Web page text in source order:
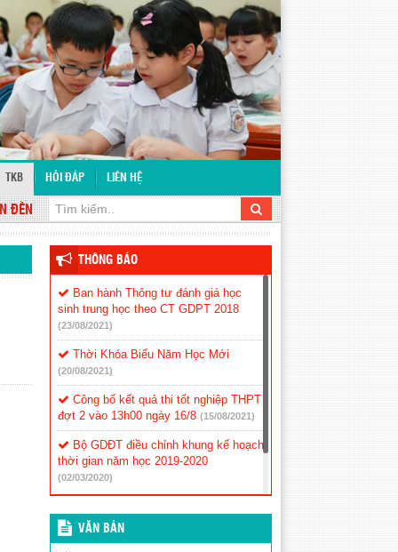
TKB HỎI ĐÁP LIÊN HỆ
VỚI WEBSITE TRƯỜNG THCS TÂN LỢI
THÔNG BÁO
Ban hành Thông tư đánh giá học
sinh trung học theo CT GDPT 2018
(23/08/2021)
Thời Khóa Biểu Năm Học Mới
(20/08/2021)
Công bố kết quả thi tốt nghiệp THPT
đợt 2 vào 13h00 ngày 16/8 (15/08/2021)
Bộ GDĐT điều chỉnh khung kế hoạch
thời gian năm học 2019-2020
(02/03/2020)
định sách giáo khoa lớp 1
VĂN BẢN